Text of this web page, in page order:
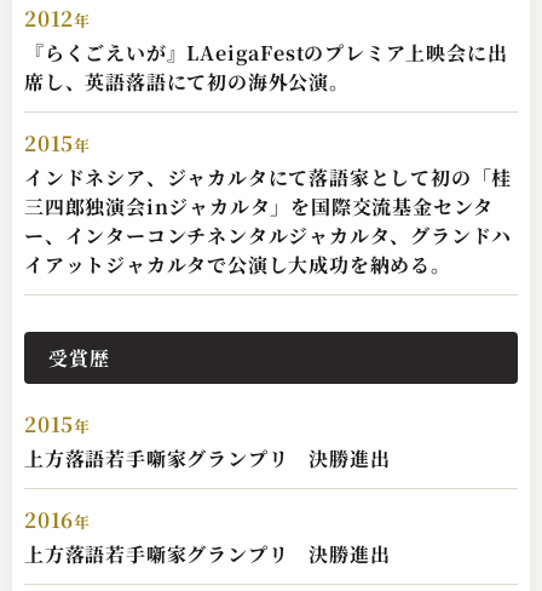
桂 三四郎
初天神
2024.06.16 | 16分
桂 三四郎
2012年
『らくごえいが』LAeigaFestのプレミア上映会に出
席し、英語落語にて初の海外公演。
2015年
インドネシア、ジャカルタにて落語家として初の「桂
三四郎独演会inジャカルタ」を国際交流基金センタ
ー、インターコンチネンタルジャカルタ、グランドハ
イアットジャカルタで公演し大成功を納める。
受賞歴
2015年
上方落語若手噺家グランプリ 決勝進出
2016年
上方落語若手噺家グランプリ 決勝進出